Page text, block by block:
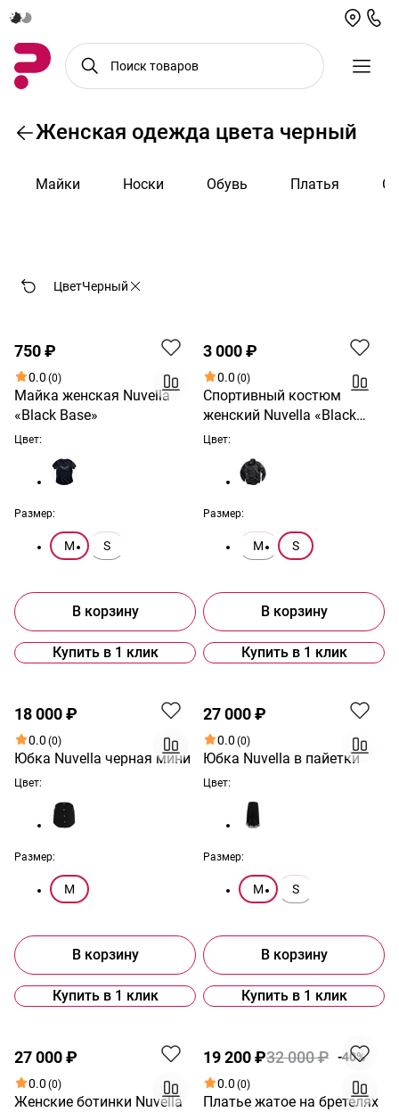
Женская одежда цвета черный
Майки Носки Обувь Платья
ЦветЧерный
750 ₽
0.0 (0)
Майка женская Nuvella
«Black Base»
Цвет:
Размер:
M S
В корзину
Купить в 1 клик
3 000 ₽
0.0 (0)
Спортивный костюм
женский Nuvella «Black
Motion»
Цвет:
Размер:
M S
В корзину
Купить в 1 клик
18 000 ₽
0.0 (0)
Юбка Nuvella черная мини
Цвет:
Размер:
M
В корзину
Купить в 1 клик
27 000 ₽
0.0 (0)
Юбка Nuvella в пайетки
Цвет:
Размер:
M S
В корзину
Купить в 1 клик
27 000 ₽
0.0 (0)
Женские ботинки Nuvella
Распродажа
19 200 ₽32 000 ₽
-40%
0.0 (0)
Платье жатое на бретелях